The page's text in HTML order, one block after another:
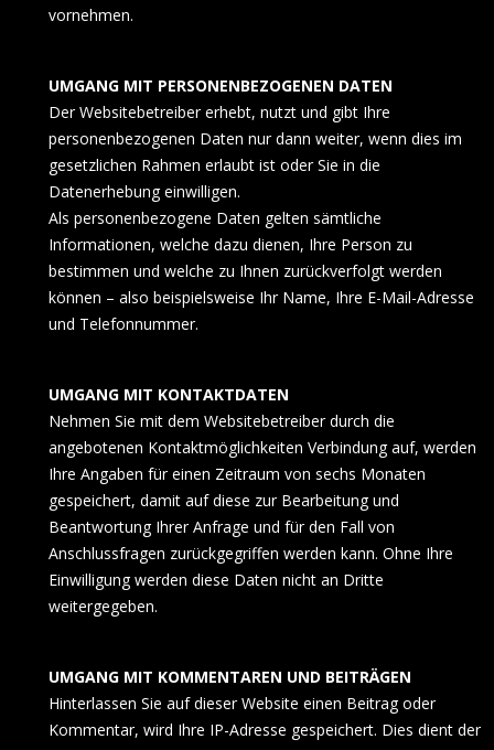
vornehmen.
UMGANG MIT PERSONENBEZOGENEN DATEN
Der Websitebetreiber erhebt, nutzt und gibt Ihre
personenbezogenen Daten nur dann weiter, wenn dies im
gesetzlichen Rahmen erlaubt ist oder Sie in die
Datenerhebung einwilligen.
Als personenbezogene Daten gelten sämtliche
Informationen, welche dazu dienen, Ihre Person zu
bestimmen und welche zu Ihnen zurückverfolgt werden
können – also beispielsweise Ihr Name, Ihre E-Mail-Adresse
und Telefonnummer.
UMGANG MIT KONTAKTDATEN
Nehmen Sie mit dem Websitebetreiber durch die
angebotenen Kontaktmöglichkeiten Verbindung auf, werden
Ihre Angaben für einen Zeitraum von sechs Monaten
gespeichert, damit auf diese zur Bearbeitung und
Beantwortung Ihrer Anfrage und für den Fall von
Anschlussfragen zurückgegriffen werden kann. Ohne Ihre
Einwilligung werden diese Daten nicht an Dritte
weitergegeben.
UMGANG MIT KOMMENTAREN UND BEITRÄGEN
Hinterlassen Sie auf dieser Website einen Beitrag oder
Kommentar, wird Ihre IP-Adresse gespeichert. Dies dient der